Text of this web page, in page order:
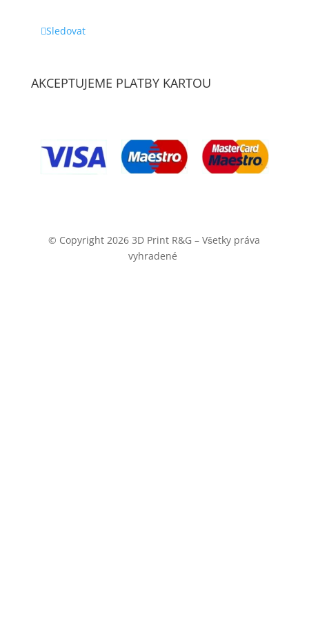
Sledovat
AKCEPTUJEME PLATBY KARTOU
© Copyright 2026 3D Print R&G – Všetky práva
vyhradené